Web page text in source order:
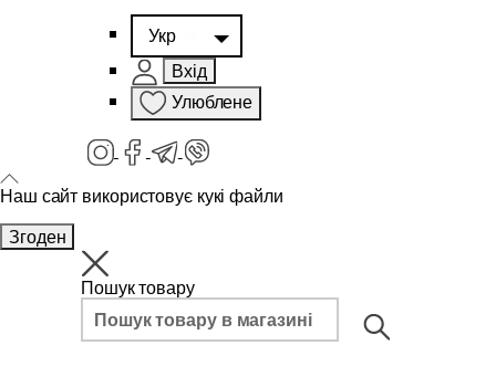
Укр
Вхід
Улюблене
Наш сайт використовує кукі файли
Згоден
Пошук товару